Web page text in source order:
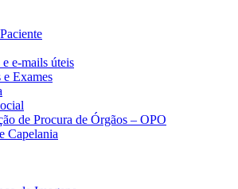
e-mails úteis
e Exames
de Procura de Órgãos – OPO
Capelania